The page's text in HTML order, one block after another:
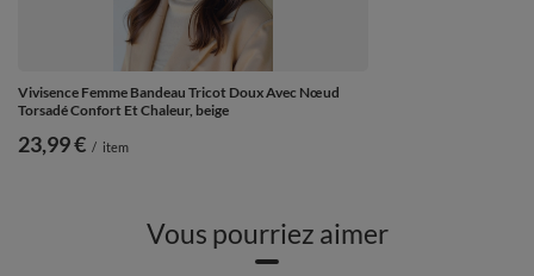
Vivisence Femme Bandeau Tricot Doux Avec Nœud
Torsadé Confort Et Chaleur, beige
23,99 € / item
Vous pourriez aimer